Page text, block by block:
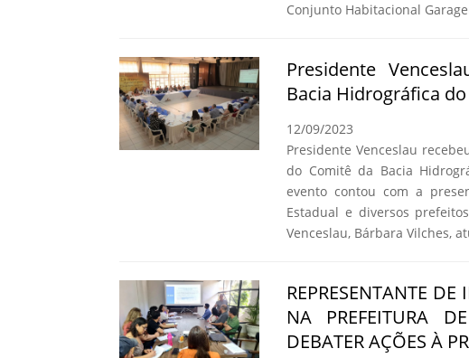
Conjunto Habitacional
Presidente
Bacia Hidrográfica
12/09/2023
Presidente Venceslau
do Comitê da Bacia
evento contou com a
Estadual e diversos
Venceslau, Bárbara Vilches,
REPRESENTANTE
NA PREFEITURA
DEBATER AÇÕES À